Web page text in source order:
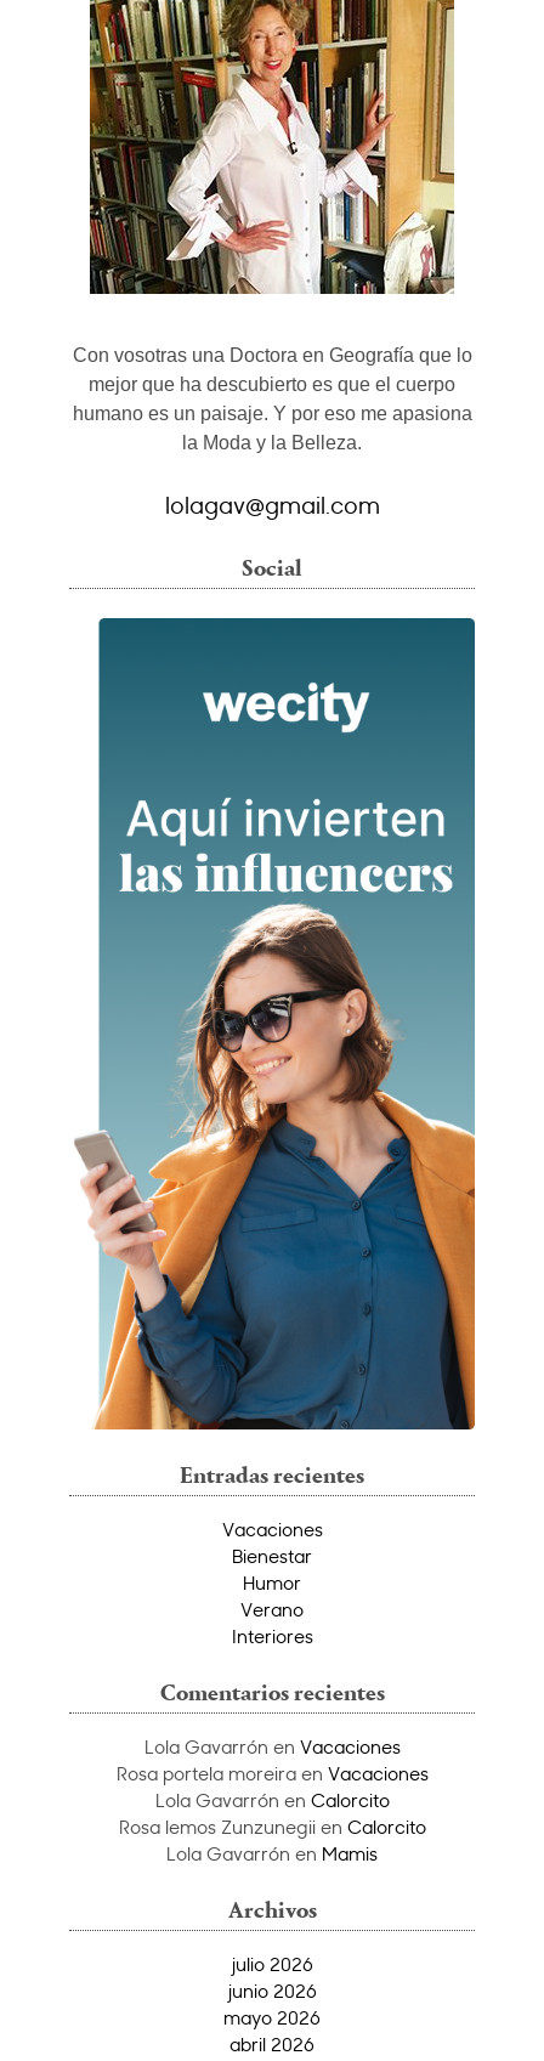
Con vosotras una Doctora en Geografía que lo
mejor que ha descubierto es que el cuerpo
humano es un paisaje. Y por eso me apasiona
la Moda y la Belleza.
lolagav@gmail.com
Social
Entradas recientes
Vacaciones
Bienestar
Humor
Verano
Interiores
Comentarios recientes
Lola Gavarrón en Vacaciones
Rosa portela moreiraen Vacaciones
Lola Gavarrón en Calorcito
Rosa lemos Zunzunegiien Calorcito
Lola Gavarrón en Mamis
Archivos
julio 2026
junio 2026
mayo 2026
abril 2026